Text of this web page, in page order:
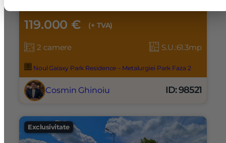
119.000 € (+ TVA)
2 camere S.U.:61.3mp
Noul Galaxy Park Residence – Metalurgiei Park Faza 2
Cosmin Ghinoiu ID: 98521
Exclusivitate
Sunt de acord cu